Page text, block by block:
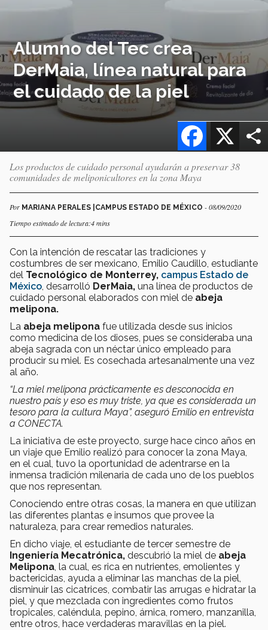
Alumno del Tec crea
DerMaia, línea natural para
el cuidado de la piel
X
Facebook
Los productos de cuidado personal ayudarán a preservar 38
comunidades de meliponicultores en la zona Maya
Por MARIANA PERALES |CAMPUS ESTADO DE MÉXICO - 08/09/2020
Tiempo estimado de lectura:4 mins
Con la intención de rescatar las tradiciones y
costumbres de ser mexicano, Emilio Caudillo, estudiante
del Tecnológico de Monterrey, campus Estado de
México , desarrolló DerMaia, una línea de productos de
cuidado personal elaborados con miel de abeja
melipona.
La abeja melipona fue utilizada desde sus inicios
como medicina de los dioses, pues se consideraba una
abeja sagrada con un néctar único empleado para
producir su miel. Es cosechada artesanalmente una vez
al año.
“La miel melipona prácticamente es desconocida en
nuestro país y eso es muy triste, ya que es considerada un
tesoro para la cultura Maya”, aseguró Emilio en entrevista
a CONECTA.
La iniciativa de este proyecto, surge hace cinco años en
un viaje que Emilio realizó para conocer la zona Maya,
en el cual, tuvo la oportunidad de adentrarse en la
inmensa tradición milenaria de cada uno de los pueblos
que nos representan.
Conociendo entre otras cosas, la manera en que utilizan
las diferentes plantas e insumos que provee la
naturaleza, para crear remedios naturales.
En dicho viaje, el estudiante de tercer semestre de
Ingeniería Mecatrónica, descubrió la miel de abeja
Melipona , la cual, es rica en nutrientes, emolientes y
bactericidas, ayuda a eliminar las manchas de la piel,
disminuir las cicatrices, combatir las arrugas e hidratar la
piel, y que mezclada con ingredientes como frutos
tropicales, caléndula, pepino, árnica, romero, manzanilla,
entre otros, hace verdaderas maravillas en la piel.